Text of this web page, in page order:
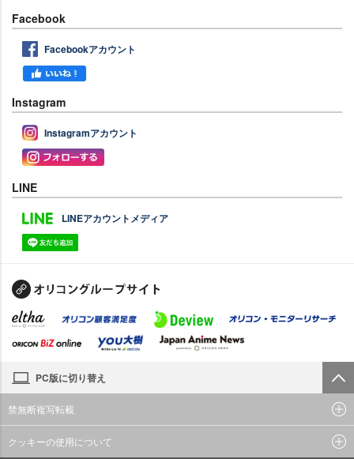
Facebook
Facebookアカウント
Instagram
Instagramアカウント
LINE
LINEアカウントメディア
PC版に切り替え
禁無断複写転載
クッキーの使用について